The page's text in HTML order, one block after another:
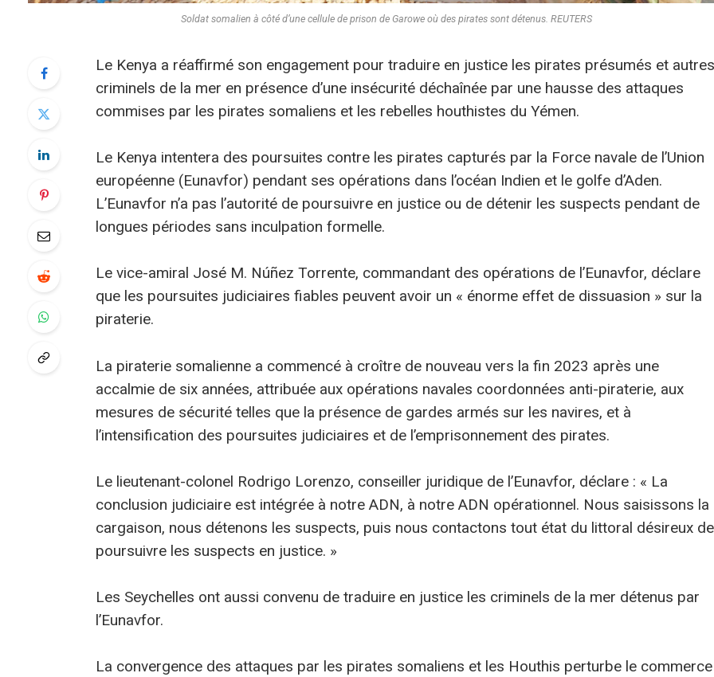
Soldat somalien à côté d’une cellule de prison de Garowe où des pirates sont détenus. REUTERS
Le Kenya a réaffirmé son engagement pour traduire en justice les pirates présumés et autres
criminels de la mer en présence d’une insécurité déchaînée par une hausse des attaques
commises par les pirates somaliens et les rebelles houthistes du Yémen.
Le Kenya intentera des poursuites contre les pirates capturés par la Force navale de l’Union
européenne (Eunavfor) pendant ses opérations dans l’océan Indien et le golfe d’Aden.
L’Eunavfor n’a pas l’autorité de poursuivre en justice ou de détenir les suspects pendant de
longues périodes sans inculpation formelle.
Le vice-amiral José M. Núñez Torrente, commandant des opérations de l’Eunavfor, déclare
que les poursuites judiciaires fiables peuvent avoir un « énorme effet de dissuasion » sur la
piraterie.
La piraterie somalienne a commencé à croître de nouveau vers la fin 2023 après une
accalmie de six années, attribuée aux opérations navales coordonnées anti-piraterie, aux
mesures de sécurité telles que la présence de gardes armés sur les navires, et à
l’intensification des poursuites judiciaires et de l’emprisonnement des pirates.
Le lieutenant-colonel Rodrigo Lorenzo, conseiller juridique de l’Eunavfor, déclare : « La
conclusion judiciaire est intégrée à notre ADN, à notre ADN opérationnel. Nous saisissons la
cargaison, nous détenons les suspects, puis nous contactons tout état du littoral désireux de
poursuivre les suspects en justice. »
Les Seychelles ont aussi convenu de traduire en justice les criminels de la mer détenus par
l’Eunavfor.
La convergence des attaques par les pirates somaliens et les Houthis perturbe le commerce